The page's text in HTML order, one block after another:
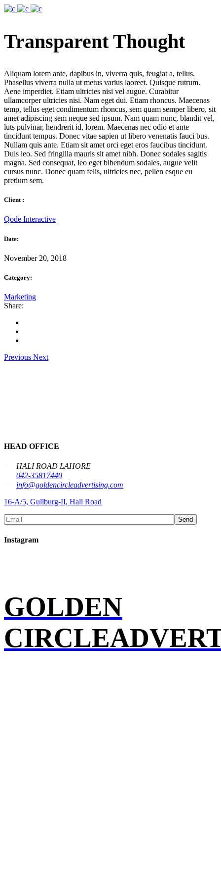
Transparent Thought
Aliquam lorem ante, dapibus in, viverra quis, feugiat a, tellus.
Phasellus viverra nulla ut metus varius laoreet. Quisque rutrum.
Aene imperdiet. Etiam ultricies nisi vel augue. Curabitur
ullamcorper ultricies nisi. Nam eget dui. Etiam rhoncus. Maecenas
temp, tellus eget condimentum rhoncus, sem quam semper libero, sit
amet adipiscing sem neque sed ipsum. Nam quam nunc, blandit vel,
luts pulvinar, hendrerit id, lorem. Maecenas nec odio et ante
tincidunt tempus. Donec vitae sapien ut libero venenatis fauci bus.
Nullam quis ante. Etiam sit amet orci eget eros faucibus tincidunt.
Duis leo. Sed fringilla mauris sit amet nibh. Donec sodales sagitis
magna. Sed consequat, leo eget bibendum sodales, augue velit
cursus nunc. Donec quam felis, ultricies nec, pellen esque eu
pretium sem.
Client :
Qode Interactive
Date:
November 20, 2018
Category:
Marketing
Share:
Previous Next
HEAD OFFICE
HALI ROAD LAHORE
042-35817440
info@goldencircleadvertising.com
16-A/5, Gullburg-II, Hali Road
Send
Instagram
GOLDEN